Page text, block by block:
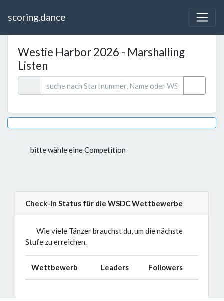
scoring.dance
Westie Harbor 2026 - Marshalling
Listen
bitte wähle eine Competition
Check-In Status für die WSDC Wettbewerbe
Wie viele Tänzer brauchst du, um die nächste
Stufe zu erreichen.
Wettbewerb Leaders Followers